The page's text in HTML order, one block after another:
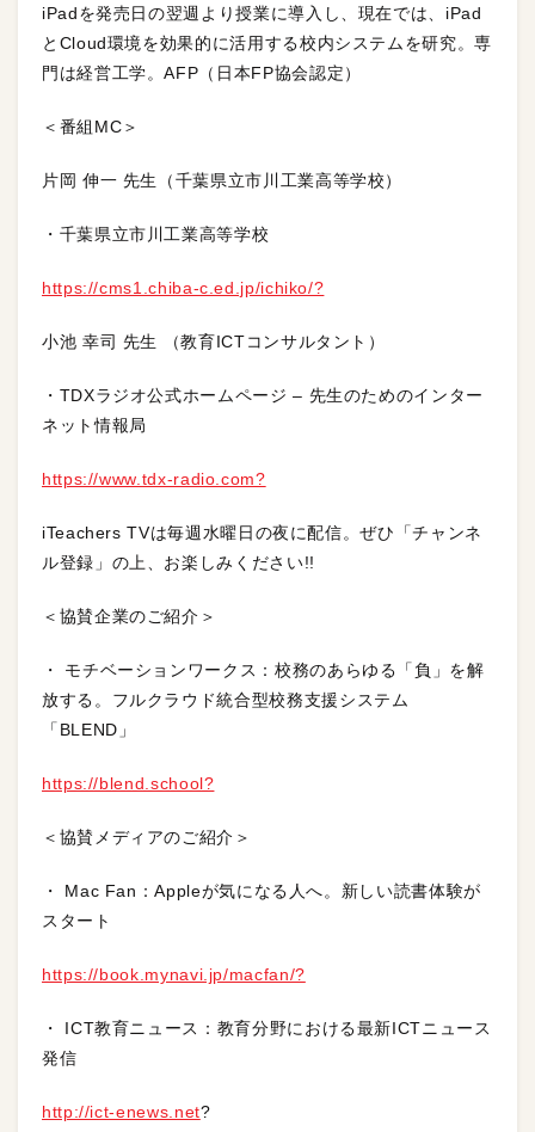
iPadを発売日の翌週より授業に導入し、現在では、iPad
とCloud環境を効果的に活用する校内システムを研究。専
門は経営工学。AFP（日本FP協会認定）
＜番組MC＞
片岡 伸一 先生（千葉県立市川工業高等学校）
・千葉県立市川工業高等学校
https://cms1.chiba-c.ed.jp/ichiko/?
小池 幸司 先生 （教育ICTコンサルタント）
・TDXラジオ公式ホームページ – 先生のためのインター
ネット情報局
https://www.tdx-radio.com?
iTeachers TVは毎週水曜日の夜に配信。ぜひ「チャンネ
ル登録」の上、お楽しみください!!
＜協賛企業のご紹介＞
・ モチベーションワークス：校務のあらゆる「負」を解
放する。フルクラウド統合型校務支援システム
「BLEND」
https://blend.school?
＜協賛メディアのご紹介＞
・ Mac Fan：Appleが気になる人へ。新しい読書体験が
スタート
https://book.mynavi.jp/macfan/?
・ ICT教育ニュース：教育分野における最新ICTニュース
発信
http://ict-enews.net?